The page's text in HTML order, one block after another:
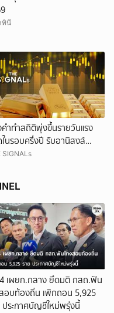
ทินี
ำทำสถิติพุ่งขึ้นรายวันแรง
นรอบครึ่งปี รับอานิสงส์
าร์อ่อนค่า
SIGNALs
เผยก.กลาง ยึดมติ กสถ.ฟัน
อบท้องถิ่น เพิกถอน 5,925
ประกาศบัญชีใหม่พรุ่งนี้